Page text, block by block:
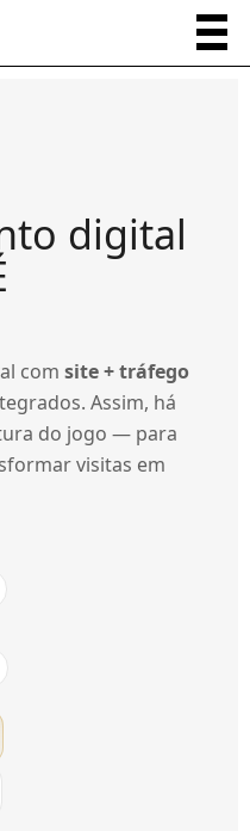
digital
com site + tráfego
Assim, há
do jogo — para
visitas em